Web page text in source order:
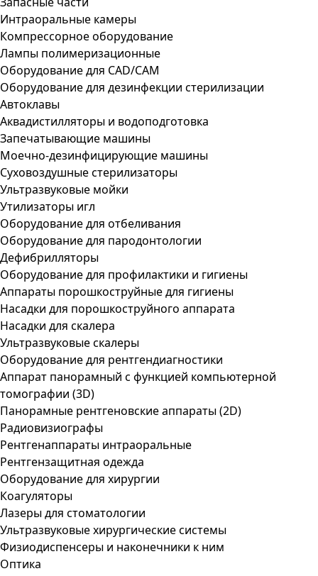
Интраоральные камеры
Компрессорное оборудование
Лампы полимеризационные
Оборудование для CAD/CAM
Оборудование для дезинфекции стерилизации
Автоклавы
Аквадистилляторы и водоподготовка
Запечатывающие машины
Моечно-дезинфицирующие машины
Суховоздушные стерилизаторы
Ультразвуковые мойки
Утилизаторы игл
Оборудование для отбеливания
Оборудование для пародонтологии
Дефибрилляторы
Оборудование для профилактики и гигиены
Аппараты порошкоструйные для гигиены
Насадки для порошкоструйного аппарата
Насадки для скалера
Ультразвуковые скалеры
Оборудование для рентгендиагностики
Аппарат панорамный с функцией компьютерной
томографии (3D)
Панорамные рентгеновские аппараты (2D)
Радиовизиографы
Рентгенаппараты интраоральные
Рентгензащитная одежда
Оборудование для хирургии
Коагуляторы
Лазеры для стоматологии
Ультразвуковые хирургические системы
Физиодиспенсеры и наконечники к ним
Оптика